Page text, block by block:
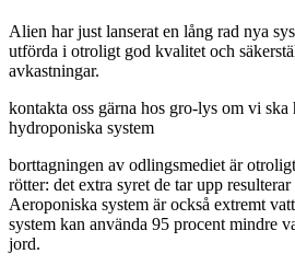
Alien har just lanserat en lång rad nya
utförda i otroligt god kvalitet och
avkastningar.
kontakta oss gärna hos gro-lys om vi ska
hydroponiska system
borttagningen av odlingsmediet är
rötter: det extra syret de tar upp
Aeroponiska system är också extremt
system kan använda 95 procent mindre
jord.